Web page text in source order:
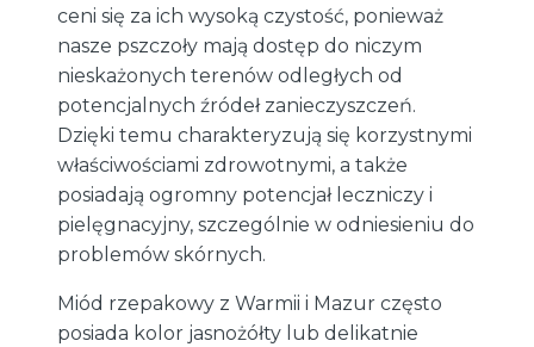
ceni się za ich wysoką czystość, ponieważ
nasze pszczoły mają dostęp do niczym
nieskażonych terenów odległych od
potencjalnych źródeł zanieczyszczeń.
Dzięki temu charakteryzują się korzystnymi
właściwościami zdrowotnymi, a także
posiadają ogromny potencjał leczniczy i
pielęgnacyjny, szczególnie w odniesieniu do
problemów skórnych.
Miód rzepakowy z Warmii i Mazur często
posiada kolor jasnożółty lub delikatnie